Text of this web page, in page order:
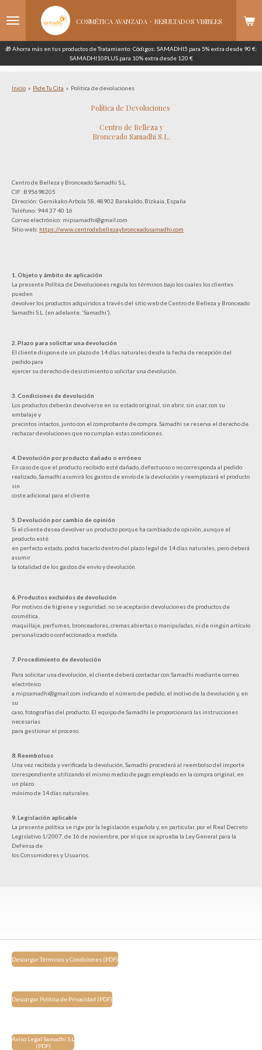
al
COSMÉTICA AVANZADA· RESULTADOS VISIBLES
🎁 Ahorra más en tus productos de Tratamiento: Códigos: SAMADHI5 para 5% extra desde 90 €:
SAMADHI10PLUS para 10% extra desde 120 €
Inicio » Pide Tu Cita » Politica de devoluciones
Política de Devoluciones
Centro de Belleza y
Bronceado Samadhi S.L.
Centro de Belleza y Bronceado Samadhi S.L.
CIF: B95698205
Dirección: Gernikako Arbola 58, 48902 Barakaldo, Bizkaia, España
Teléfono: 944 37 40 16
Correo electrónico: mipsamadhi@gmail.com
Sitio web: https://www.centrodebellezaybronceadosamadhi.com
1. Objeto y ámbito de aplicación
La presente Política de Devoluciones regula los términos bajo los cuales los clientes
pueden
devolver los productos adquiridos a través del sitio web de Centro de Belleza y Bronceado
Samadhi S.L. (en adelante, 'Samadhi').
2. Plazo para solicitar una devolución
El cliente dispone de un plazo de 14 días naturales desde la fecha de recepción del
pedido para
ejercer su derecho de desistimiento o solicitar una devolución.
3. Condiciones de devolución
Los productos deberán devolverse en su estado original, sin abrir, sin usar, con su
embalaje y
precintos intactos, junto con el comprobante de compra. Samadhi se reserva el derecho de
rechazar devoluciones que no cumplan estas condiciones.
4. Devolución por producto dañado o erróneo
En caso de que el producto recibido esté dañado, defectuoso o no corresponda al pedido
realizado, Samadhi asumirá los gastos de envío de la devolución y reemplazará el producto
sin
coste adicional para el cliente.
5. Devolución por cambio de opinión
Si el cliente desea devolver un producto porque ha cambiado de opinión, aunque el
producto esté
en perfecto estado, podrá hacerlo dentro del plazo legal de 14 días naturales, pero deberá
asumir
la totalidad de los gastos de envío y devolución.
6. Productos excluidos de devolución
Por motivos de higiene y seguridad, no se aceptarán devoluciones de productos de
cosmética,
maquillaje, perfumes, bronceadores, cremas abiertas o manipuladas, ni de ningún artículo
personalizado o confeccionado a medida.
7. Procedimiento de devolución
Para solicitar una devolución, el cliente deberá contactar con Samadhi mediante correo
electrónico
a mipsamadhi@gmail.com indicando el número de pedido, el motivo de la devolución y, en
su
caso, fotografías del producto. El equipo de Samadhi le proporcionará las instrucciones
necesarias
para gestionar el proceso.
8. Reembolsos
Una vez recibida y verificada la devolución, Samadhi procederá al reembolso del importe
correspondiente utilizando el mismo medio de pago empleado en la compra original, en
un plazo
máximo de 14 días naturales.
9. Legislación aplicable
La presente política se rige por la legislación española y, en particular, por el Real Decreto
Legislativo 1/2007, de 16 de noviembre, por el que se aprueba la Ley General para la
Defensa de
los Consumidores y Usuarios.
Descargar Términos y Condiciones (PDF)
Descargar Política de Privacidad (PDF)
Aviso Legal Samadhi S.L
(PDF)